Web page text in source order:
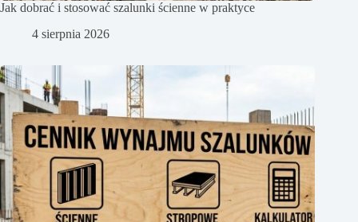
Jak dobrać i stosować szalunki ścienne w praktyce
4 sierpnia 2026